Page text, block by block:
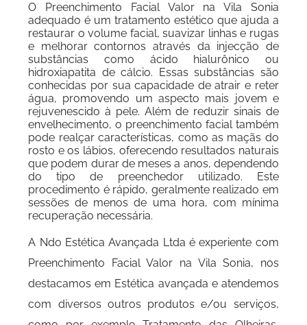
O Preenchimento Facial Valor na Vila Sonia
adequado é um tratamento estético que ajuda a
restaurar o volume facial, suavizar linhas e rugas
e melhorar contornos através da injecção de
substâncias como ácido hialurônico ou
hidroxiapatita de cálcio. Essas substâncias são
conhecidas por sua capacidade de atrair e reter
água, promovendo um aspecto mais jovem e
rejuvenescido à pele. Além de reduzir sinais de
envelhecimento, o preenchimento facial também
pode realçar características, como as maçãs do
rosto e os lábios, oferecendo resultados naturais
que podem durar de meses a anos, dependendo
do tipo de preenchedor utilizado. Este
procedimento é rápido, geralmente realizado em
sessões de menos de uma hora, com mínima
recuperação necessária.
A Ndo Estética Avançada Ltda é experiente com
Preenchimento Facial Valor na Vila Sonia, nos
destacamos em Estética avançada e atendemos
com diversos outros produtos e/ou serviços,